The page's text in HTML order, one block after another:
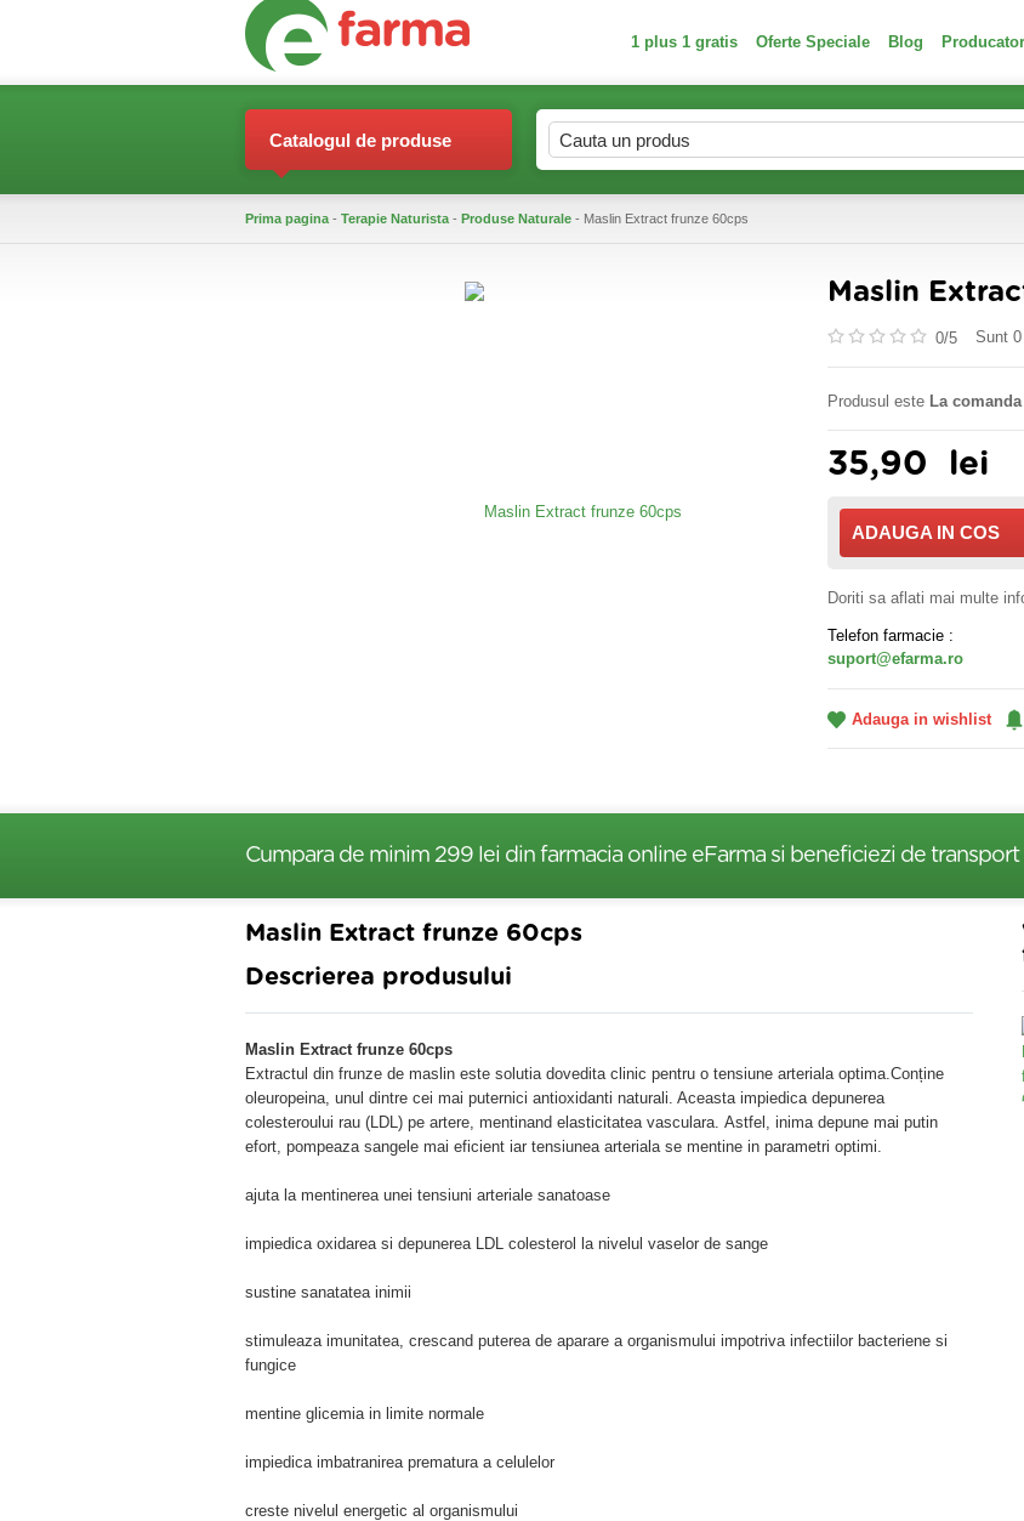
1 plus 1 gratis Oferte Speciale Blog
Catalogul de produse
Prima pagina - Terapie Naturista - Produse Naturale - Maslin Extract frunze 60cps
Maslin
0/5 Sunt 0
Produsul este La comanda
35,90 lei
ADAUGA IN COS
Doriti sa aflati mai multe
Telefon farmacie :
suport@efarma.ro
Adauga in wishlist
Cumpara de minim 299 lei din farmacia online eFarma si beneficiezi de
Maslin Extract frunze 60cps
Descrierea produsului
Maslin Extract frunze 60cps
Extractul din frunze de maslin este solutia dovedita clinic pentru o tensiune arteriala optima.Conține
oleuropeina, unul dintre cei mai puternici antioxidanti naturali. Aceasta impiedica depunerea
colesteroului rau (LDL) pe artere, mentinand elasticitatea vasculara. Astfel, inima depune mai putin
efort, pompeaza sangele mai eficient iar tensiunea arteriala se mentine in parametri optimi.
ajuta la mentinerea unei tensiuni arteriale sanatoase
impiedica oxidarea si depunerea LDL colesterol la nivelul vaselor de sange
sustine sanatatea inimii
stimuleaza imunitatea, crescand puterea de aparare a organismului impotriva infectiilor bacteriene si
fungice
mentine glicemia in limite normale
impiedica imbatranirea prematura a celulelor
creste nivelul energetic al organismului